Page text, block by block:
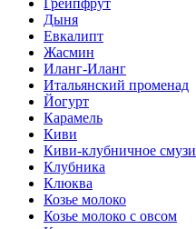
Грейпфрут
Дыня
Евкалипт
Жасмин
Иланг-Иланг
Итальянский променад
Йогурт
Карамель
Киви
Киви-клубничное смузи
Клубника
Клюква
Козье молоко
Козье молоко с овсом